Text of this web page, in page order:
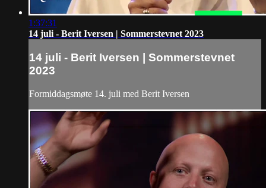
1:37:31
14 juli - Berit Iversen | Sommerstevnet 2023
14 juli - Berit Iversen | Sommerstevnet
2023
Formiddagsmøte 14. juli med Berit Iversen